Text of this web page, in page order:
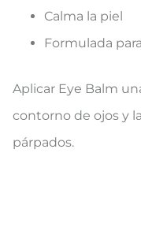
Calma la piel
Formulada
Aplicar Eye Balm
contorno de ojos y
párpados.